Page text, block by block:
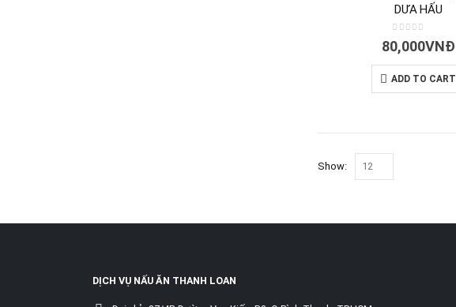
DƯA HẤU
0 out of 5
80,000VNĐ
ADD TO CART
Show:
DỊCH VỤ NẤU ĂN THANH LOAN